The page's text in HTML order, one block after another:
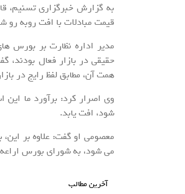
به گزارش خبرگزاری تسنیم،
قیمت مبادلات با افت روبه رو
مدیر اداره نظارت بر بورس
همت آن، مطابق لفظ رایج در
وی اصرار کرد: برآورد ما
شود، افت یابد.
معصومی او گفت: علاوه بر این،
می شود، به شورای بورس
آخرین مطالب